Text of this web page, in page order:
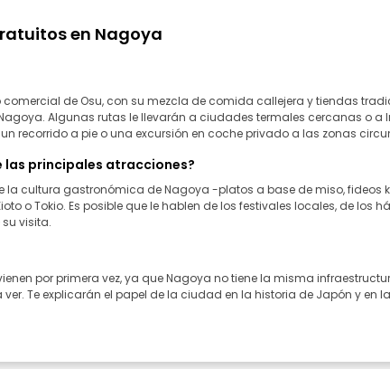
en Nagoya
de Osu, con su mezcla de comida callejera y tiendas
Algunas rutas le llevarán a ciudades termales cercanas o
recorrido a pie o una excursión en coche privado a las zonas
las principales atracciones?
la cultura gastronómica de Nagoya -platos a base de miso, fideos
o Tokio. Es posible que le hablen de los festivales locales, de los
visita.
por primera vez, ya que Nagoya no tiene la misma
Te explicarán el papel de la ciudad en la historia de Japón y en